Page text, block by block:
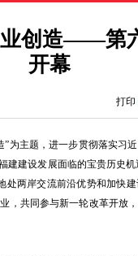
创造——第
开幕
打印
为主题，进一步贯彻落实习
建建设发展面临的宝贵历史
处两岸交流前沿优势和加快
，共同参与新一轮改革开放